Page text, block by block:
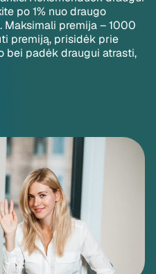
po 1% nuo draugo
premija – 1000
premiją, prisidėk prie
bei padėk draugui atrasti,